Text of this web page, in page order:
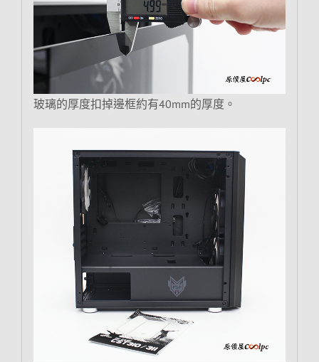
玻璃的厚度扣掉邊框約有40mm的厚度。